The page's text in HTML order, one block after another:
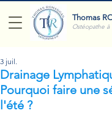
Thomas
Ostéopathe à
Drainage
Pourquoi faire une
l'été ?
3 juil.